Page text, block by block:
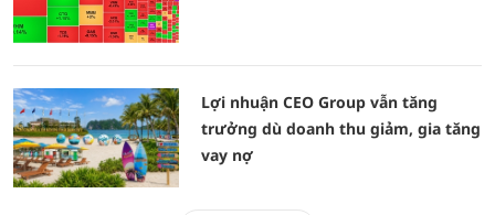
Lợi nhuận CEO Group vẫn tăng
trưởng dù doanh thu giảm, gia tăng
vay nợ